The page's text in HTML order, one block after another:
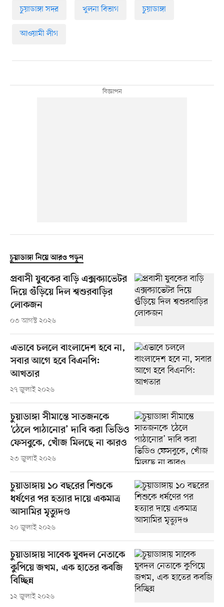
চুয়াডাঙ্গা সদর খুলনা বিভাগ চুয়াডাঙ্গা
আওয়ামী লীগ
চুয়াডাঙ্গা নিয়ে আরও পড়ুন
প্রবাসী যুবকের বাড়ি এক্সক্যাভেটর
দিয়ে গুঁড়িয়ে দিল শ্বশুরবাড়ির
লোকজন
০৩ আগস্ট ২০২৬
এভাবে চললে বাংলাদেশ হবে না,
সবার আগে হবে বিএনপি:
আখতার
২৭ জুলাই ২০২৬
চুয়াডাঙ্গা সীমান্তে সাতজনকে
‘ঠেলে পাঠানোর’ দাবি করা ভিডিও
ফেসবুকে, খোঁজ মিলছে না কারও
২৩ জুলাই ২০২৬
চুয়াডাঙ্গায় ১০ বছরের শিশুকে
ধর্ষণের পর হত্যার দায়ে একমাত্র
আসামির মৃত্যুদণ্ড
২০ জুলাই ২০২৬
চুয়াডাঙ্গায় সাবেক যুবদল নেতাকে
কুপিয়ে জখম, এক হাতের কবজি
বিচ্ছিন্ন
১২ জুলাই ২০২৬